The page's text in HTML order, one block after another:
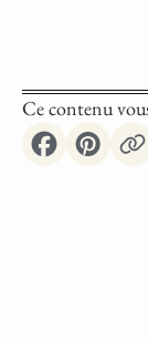
Ce contenu